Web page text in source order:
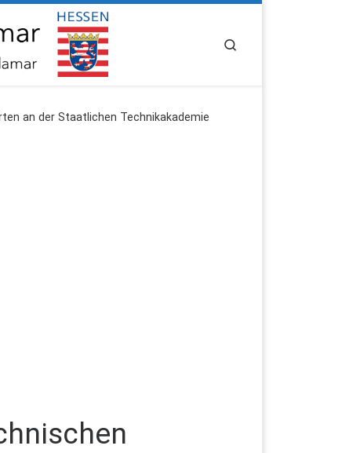
an der Staatlichen Technikakademie